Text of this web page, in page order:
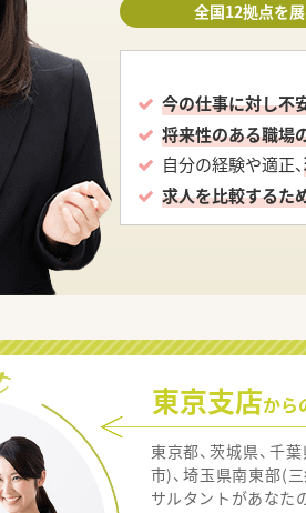
全国12拠点を展
今の仕事に対し不
将来性のある職場
自分の経験や適正、
求人を比較するた
東京支店から
東京都、茨城県、千
市)、埼玉県南東部(
サルタントがあなた